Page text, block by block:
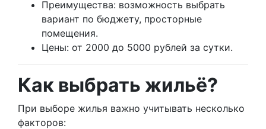
Преимущества: возможность выбрать
вариант по бюджету, просторные
помещения.
Цены: от 2000 до 5000 рублей за сутки.
Как выбрать жильё?
При выборе жилья важно учитывать несколько
факторов: